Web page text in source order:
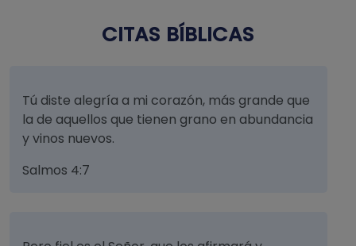
CITAS BÍBLICAS
Tú diste alegría a mi corazón, más grande que
la de aquellos que tienen grano en abundancia
y vinos nuevos.
Salmos 4:7